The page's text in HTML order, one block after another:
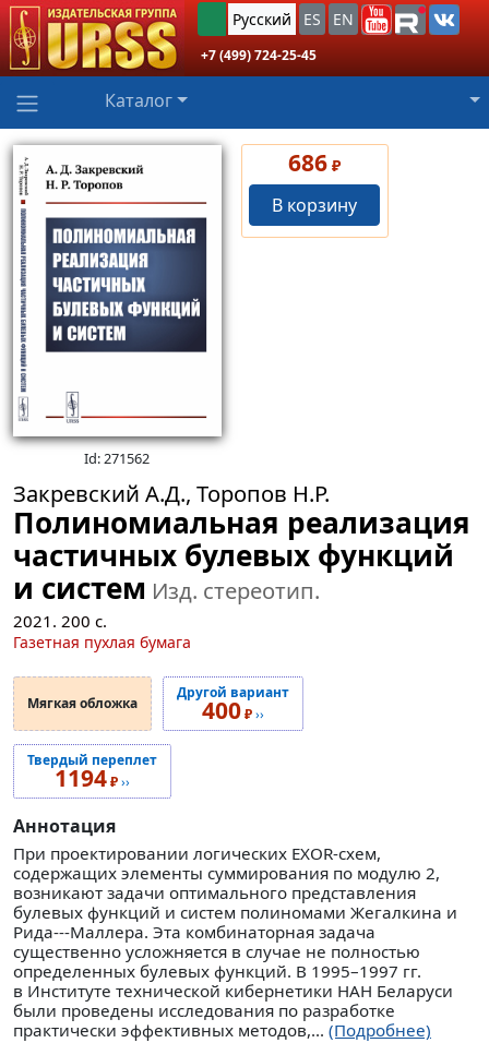
Русский ES EN
+7 (499) 724-25-45
Каталог
Id: 271562
686 ₽
В корзину
Закревский А.Д., Торопов Н.Р.
Полиномиальная реализация
частичных булевых функций
и систем Изд. стереотип.
2021. 200 с.
Газетная пухлая бумага
Мягкая обложка
Другой вариант
400₽››
Твердый переплет
1194₽››
Аннотация
При проектировании логических EXOR-схем,
содержащих элементы суммирования по модулю 2,
возникают задачи оптимального представления
булевых функций и систем полиномами Жегалкина и
Рида---Маллера. Эта комбинаторная задача
существенно усложняется в случае не полностью
определенных булевых функций. В 1995–1997 гг.
в Институте технической кибернетики НАН Беларуси
были проведены исследования по разработке
практически эффективных методов,... (Подробнее)